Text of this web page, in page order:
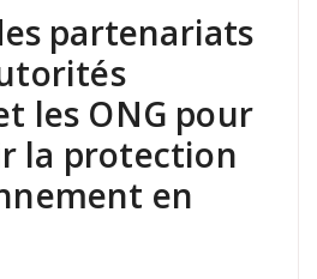
partenariats
les ONG pour
la protection
en